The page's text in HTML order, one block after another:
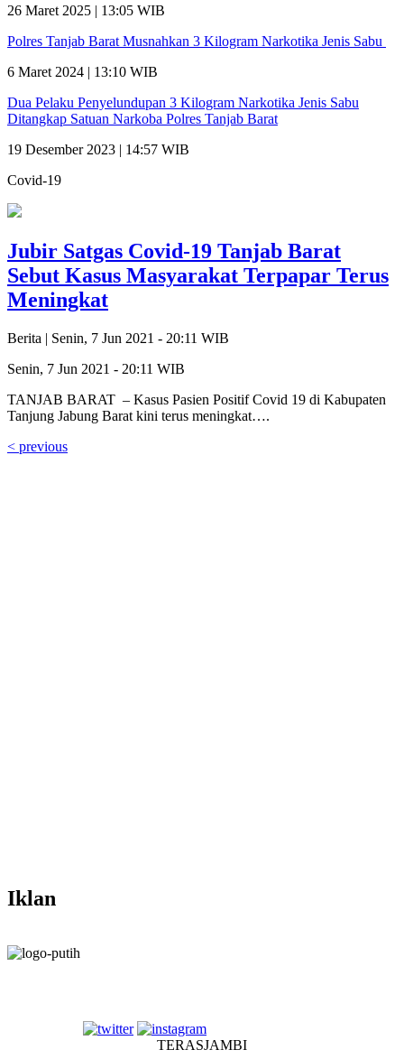
26 Maret 2025 | 13:05 WIB
Polres Tanjab Barat Musnahkan 3 Kilogram Narkotika Jenis Sabu
6 Maret 2024 | 13:10 WIB
Dua Pelaku Penyelundupan 3 Kilogram Narkotika Jenis Sabu
Ditangkap Satuan Narkoba Polres Tanjab Barat
19 Desember 2023 | 14:57 WIB
Covid-19
Jubir Satgas Covid-19 Tanjab Barat
Sebut Kasus Masyarakat Terpapar Terus
Meningkat
Berita | Senin, 7 Jun 2021 - 20:11 WIB
Senin, 7 Jun 2021 - 20:11 WIB
TANJAB BARAT – Kasus Pasien Positif Covid 19 di Kabupaten
Tanjung Jabung Barat kini terus meningkat….
< previous
Iklan
TERASJAMBI